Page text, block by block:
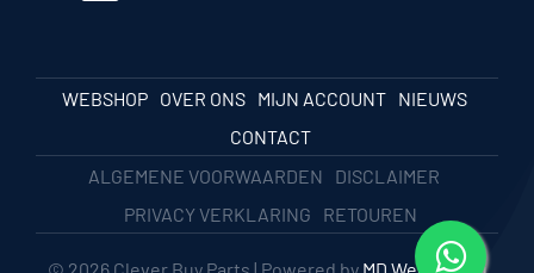
WEBSHOP OVER ONS MIJN ACCOUNT
NIEUWS
CONTACT
ALGEMENE VOORWAARDEN
DISCLAIMER
PRIVACY VERKLARING
RETOUREN